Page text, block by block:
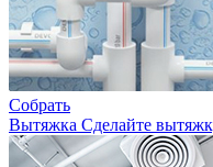
Собрать
Вытяжка Сделайте